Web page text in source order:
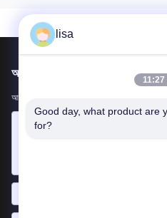
আমাদের মেইল ​​করুন
আপনার প্রয়োজনীয়তা আমাদের জানান। আমরা আপনার
lisa
11:27
Good day, what product are
for?